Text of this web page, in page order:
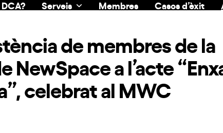
Serveis Membres Casos d’èxit
de membres de la
a l’acte
celebrat al MWC